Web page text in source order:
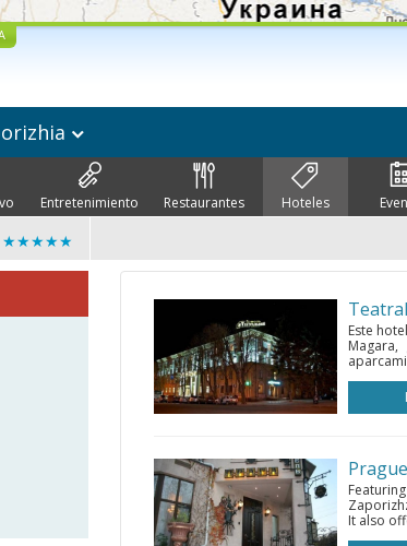
Entretenimiento Restaurantes Hoteles
★★★★★
Este
Prague
It also